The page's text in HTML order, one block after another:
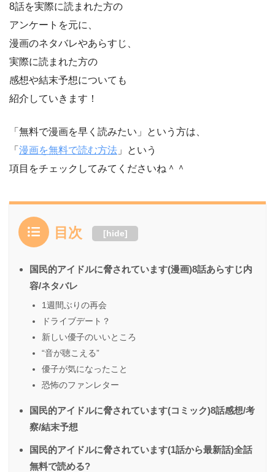
8話を実際に読まれた方の
アンケートを元に、
漫画のネタバレやあらすじ、
実際に読まれた方の
感想や結末予想についても
紹介していきます！
「無料で漫画を早く読みたい」という方は、
「 漫画を無料で読む方法 」という
項目をチェックしてみてくださいね＾＾
目次 [hide]
国民的アイドルに脅されています(漫画)8話あらすじ内
容/ネタバレ
1週間ぶりの再会
ドライブデート？
新しい優子のいいところ
“音が聴こえる”
優子が気になったこと
恐怖のファンレター
国民的アイドルに脅されています(コミック)8話感想/考
察/結末予想
国民的アイドルに脅されています(1話から最新話)全話
無料で読める?